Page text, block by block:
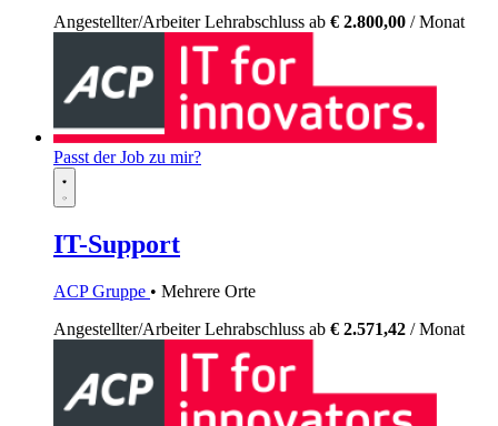
Angestellter/ArbeiterLehrabschluss ab € 2.800,00 / Monat
Passt der Job zu mir?
IT-Support
ACP Gruppe • Mehrere Orte
Angestellter/ArbeiterLehrabschluss ab € 2.571,42 / Monat